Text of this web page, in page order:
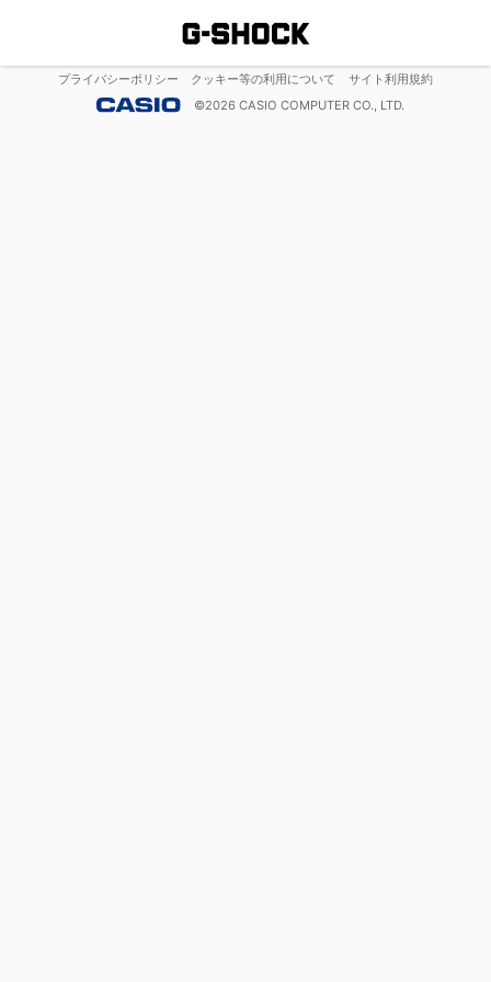
プライバシーポリシー クッキー等の利用について
サイト利用規約
©2026 CASIO COMPUTER CO., LTD.